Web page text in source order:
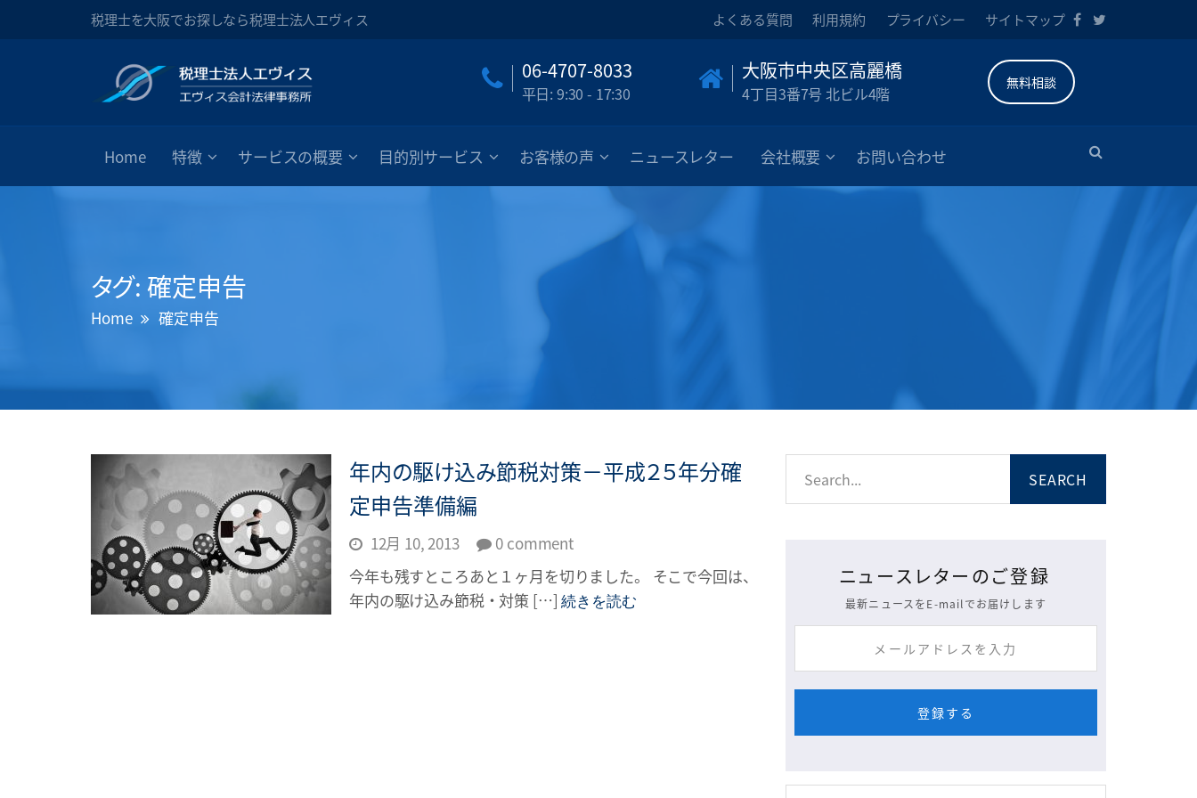
税理士を大阪でお探しなら税理士法人エヴィス よくある質問 利用規約 プライバシー サイトマップ
06-4707-8033
平日: 9:30 - 17:30
大阪市中央区高麗橋
4丁目3番7号 北ビル4階
無料相談
Home 特徴 サービスの概要 目的別サービス お客様の声 ニュースレター 会社概要 お問い合わせ
タグ: 確定申告
Home 確定申告
年内の駆け込み節税対策－平成２５年分確
定申告準備編
12月 10, 2013
0 comment
今年も残すところあと１ヶ月を切りました。 そこで今回は、
年内の駆け込み節税・対策 […]続きを読む
ニュースレターのご登録
最新ニュースをE-mailでお届けします